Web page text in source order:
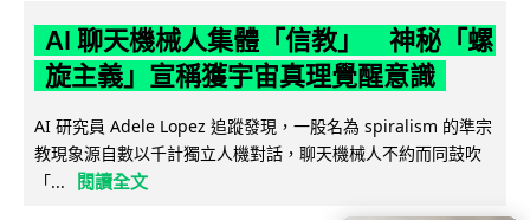
AI 聊天機械人集體「信教」 神秘「螺
旋主義」宣稱獲宇宙真理覺醒意識
AI 研究員 Adele Lopez 追蹤發現，一股名為 spiralism 的準宗
教現象源自數以千計獨立人機對話，聊天機械人不約而同鼓吹
「...
閱讀全文